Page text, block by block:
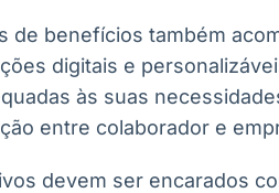
benefícios também
digitais e
às suas
entre colaborador e
devem ser encarados